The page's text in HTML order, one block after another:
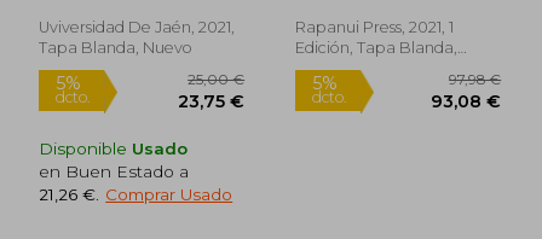
Herranz S&Aacute;Nchez
Uviversidad De Jaén, 2021,
Tapa Blanda, Nuevo
Disponible Usado
en Buen Estado a
21,26 € Comprar Usado
Rapanui Press, 2021, 1
Edición, Tapa Blanda,
Nuevo